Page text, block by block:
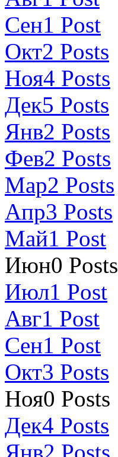
Сен1 Post
Окт2 Posts
Ноя4 Posts
Дек5 Posts
Янв2 Posts
Фев2 Posts
Мар2 Posts
Апр3 Posts
Май1 Post
Июн0 Posts
Июл1 Post
Авг1 Post
Сен1 Post
Окт3 Posts
Ноя0 Posts
Дек4 Posts